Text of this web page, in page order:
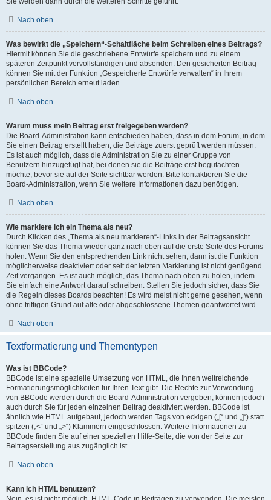
Nach oben
Was bewirkt die „Speichern“-Schaltfläche beim Schreiben eines Beitrags?
Hiermit können Sie die geschriebene Entwürfe speichern und zu einem
späteren Zeitpunkt vervollständigen und absenden. Den gesicherten Beitrag
können Sie mit der Funktion „Gespeicherte Entwürfe verwalten“ in Ihrem
persönlichen Bereich erneut laden.
Nach oben
Warum muss mein Beitrag erst freigegeben werden?
Die Board-Administration kann entschieden haben, dass in dem Forum, in dem
Sie einen Beitrag erstellt haben, die Beiträge zuerst geprüft werden müssen.
Es ist auch möglich, dass die Administration Sie zu einer Gruppe von
Benutzern hinzugefügt hat, bei denen sie die Beiträge erst begutachten
möchte, bevor sie auf der Seite sichtbar werden. Bitte kontaktieren Sie die
Board-Administration, wenn Sie weitere Informationen dazu benötigen.
Nach oben
Wie markiere ich ein Thema als neu?
Durch Klicken des „Thema als neu markieren“-Links in der Beitragsansicht
können Sie das Thema wieder ganz nach oben auf die erste Seite des Forums
holen. Wenn Sie den entsprechenden Link nicht sehen, dann ist die Funktion
möglicherweise deaktiviert oder seit der letzten Markierung ist nicht genügend
Zeit vergangen. Es ist auch möglich, das Thema nach oben zu holen, indem
Sie einfach eine Antwort darauf schreiben. Stellen Sie jedoch sicher, dass Sie
die Regeln dieses Boards beachten! Es wird meist nicht gerne gesehen, wenn
ohne triftigen Grund auf alte oder abgeschlossene Themen geantwortet wird.
Nach oben
Textformatierung und Thementypen
Was ist BBCode?
BBCode ist eine spezielle Umsetzung von HTML, die Ihnen weitreichende
Formatierungsmöglichkeiten für Ihren Text gibt. Die Rechte zur Verwendung
von BBCode werden durch die Board-Administration vergeben, können jedoch
auch durch Sie für jeden einzelnen Beitrag deaktiviert werden. BBCode ist
ähnlich wie HTML aufgebaut, jedoch werden Tags von eckigen („[“ und „]“) statt
spitzen („<“ und „>“) Klammern eingeschlossen. Weitere Informationen zu
BBCode finden Sie auf einer speziellen Hilfe-Seite, die von der Seite zur
Beitragserstellung aus zugänglich ist.
Nach oben
Kann ich HTML benutzen?